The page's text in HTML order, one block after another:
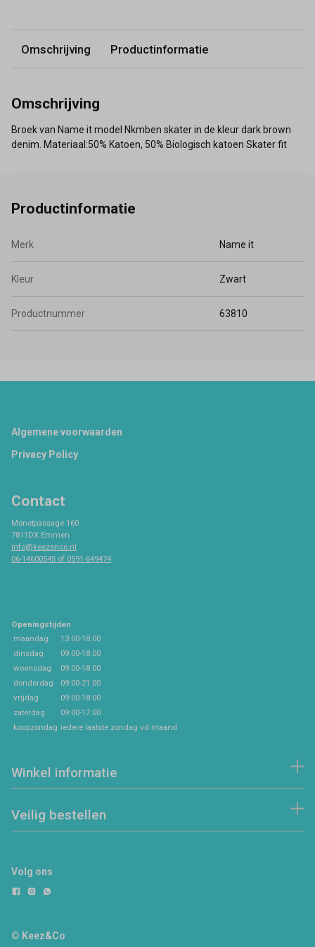
Omschrijving Productinformatie
Omschrijving
Broek van Name it model Nkmben skater in de kleur dark brown
denim. Materiaal:50% Katoen, 50% Biologisch katoen Skater fit
Productinformatie
Merk Name it
Kleur Zwart
Productnummer 63810
Footer
Algemene voorwaarden
Privacy Policy
Contact
Monetpassage 160
7811DX Emmen
info@keezenco.nl
06-14600545 of 0591-649474
Openingstijden
maandag
13:00-18:00
dinsdag
09:00-18:00
woensdag
09:00-18:00
donderdag
09:00-21:00
vrijdag
09:00-18:00
zaterdag
09:00-17:00
koopzondag iedere laatste zondag vd maand
Winkel informatie
Veilig bestellen
Volg ons
© Keez&Co